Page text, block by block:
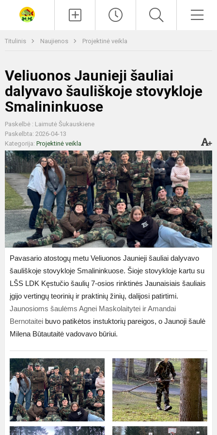
Titulinis Naujienos Projektinė veikla
Veliuonos Jaunieji šauliai
dalyvavo šauliškoje stovykloje
Smalininkuose
Paskelbė : Laimutė Šukauskiene
Paskelbta: 2026-04-13
Kategorija: Projektinė veikla
Pavasario atostogų metu Veliuonos Jaunieji šauliai dalyvavo
šauliškoje stovykloje Smalininkuose. Šioje stovykloje kartu su
LŠS LDK Kęstučio šaulių 7-osios rinktinės Jaunaisiais šauliais
įgijo vertingų teorinių ir praktinių žinių, dalijosi patirtimi.
Jaunosioms šaulėms Agnei Maskolaitytei ir Amandai
Bernotaitei buvo patikėtos instuktorių pareigos, o Jaunoji šaulė
Milena Būtautaitė vadovavo būriui.